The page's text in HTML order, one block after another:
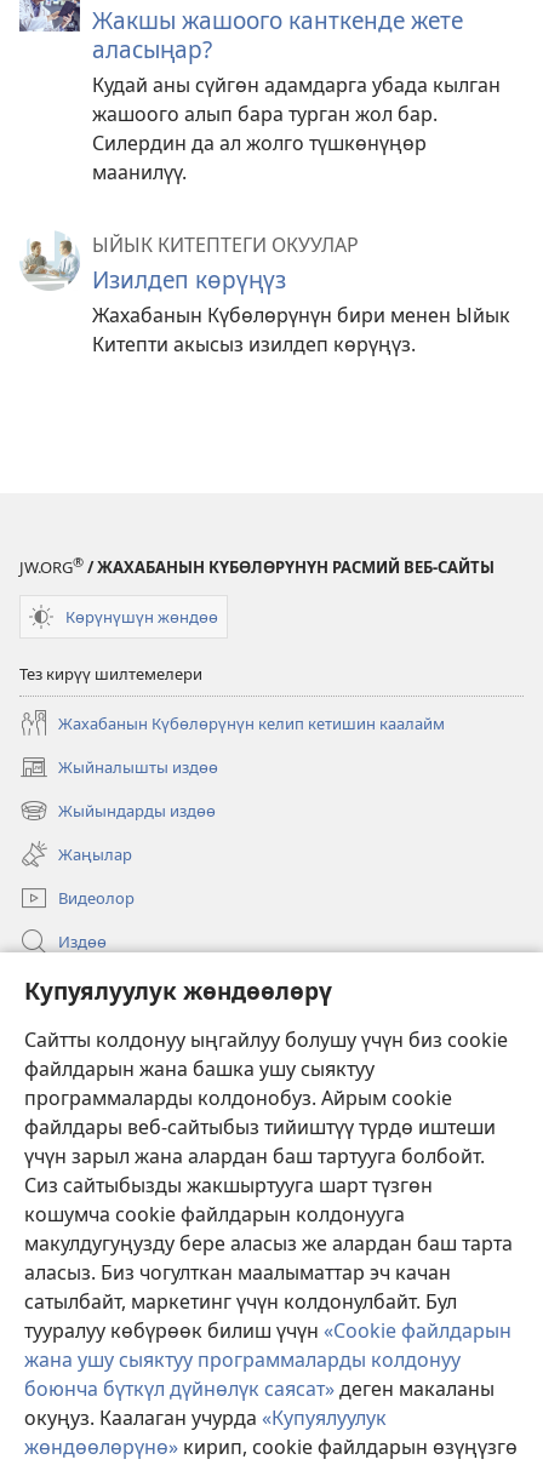
Купуялуулук жөндөөлөрү
Сайтты колдонуу ыңгайлуу болушу үчүн биз cookie
файлдарын жана башка ушу сыяктуу
программаларды колдонобуз. Айрым cookie
файлдары веб-сайтыбыз тийиштүү түрдө иштеши
үчүн зарыл жана алардан баш тартууга болбойт.
Сиз сайтыбызды жакшыртууга шарт түзгөн
кошумча cookie файлдарын колдонууга
макулдугуңузду бере аласыз же алардан баш тарта
аласыз. Биз чогулткан маалыматтар эч качан
сатылбайт, маркетинг үчүн колдонулбайт. Бул
тууралуу көбүрөөк билиш үчүн «Cookie файлдарын
жана ушу сыяктуу программаларды колдонуу
боюнча бүткүл дүйнөлүк саясат»деген макаланы
окуңуз. Каалаган учурда «Купуялуулук
жөндөөлөрүнө» кирип, cookie файлдарын өзүңүзгө
Жакшы жашоого канткенде жете
аласыңар?
Кудай аны сүйгөн адамдарга убада кылган
жашоого алып бара турган жол бар.
Силердин да ал жолго түшкөнүңөр
маанилүү.
ЫЙЫК КИТЕПТЕГИ ОКУУЛАР
Изилдеп көрүңүз
Жахабанын Күбөлөрүнүн бири менен Ыйык
Китепти акысыз изилдеп көрүңүз.
JW.ORG® / ЖАХАБАНЫН КҮБӨЛӨРҮНҮН РАСМИЙ ВЕБ-САЙТЫ
Көрүнүшүн жөндөө
Тез кирүү шилтемелери
Жахабанын Күбөлөрүнүн келип кетишин каалайм
Жыйналышты издөө
(жаңы
терезе
ачат)
Жыйындарды издөө
(жаңы
терезе
ачат)
Жаңылар
Видеолор
Издөө
Бийлик өкүлдөрү үчүн маалымат
Тартуулар
(жаңы
терезе
ачат)
ОНЛАЙН КИТЕПКАНА
(жаңы
терезе
ачат) JW Hub
(жаңы
терезе
ачат) JW Library
Watchtower Library
Copyright© 2026 Watch Tower Bible and Tract Society of Pennsylvania.